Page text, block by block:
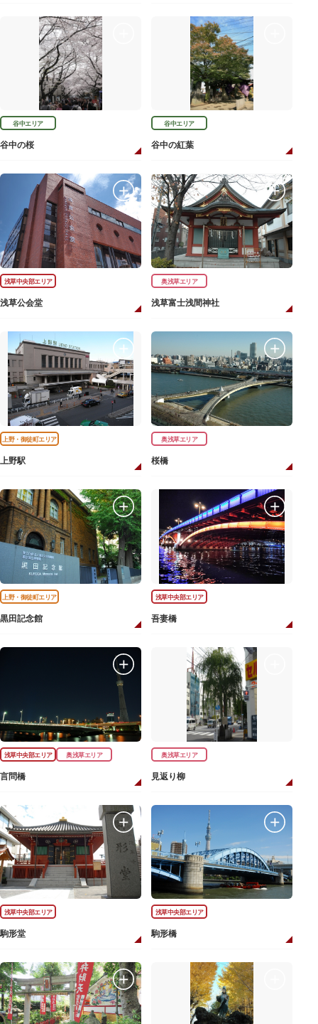
谷中エリア
谷中の桜
谷中エリア
谷中の紅葉
浅草中央部エリア
浅草公会堂
奥浅草エリア
浅草富士浅間神社
上野・御徒町エリア
上野駅
奥浅草エリア
桜橋
上野・御徒町エリア
黒田記念館
浅草中央部エリア
吾妻橋
浅草中央部エリア 奥浅草エリア
言問橋
奥浅草エリア
見返り柳
浅草中央部エリア
駒形堂
浅草中央部エリア
駒形橋